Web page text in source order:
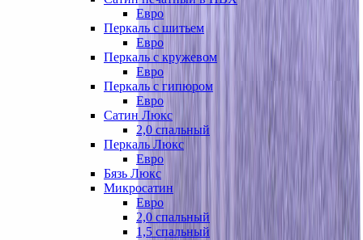
Евро
Перкаль с шитьем
Евро
Перкаль с кружевом
Евро
Перкаль с гипюром
Евро
Сатин Люкс
2,0 спальный
Перкаль Люкс
Евро
Бязь Люкс
Микросатин
Евро
2,0 спальный
1,5 спальный